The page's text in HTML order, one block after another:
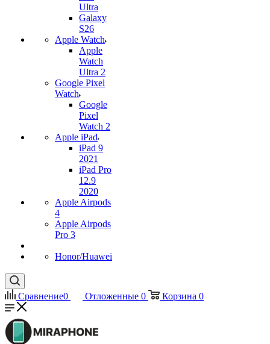
Ultra
Galaxy
S26
Apple Watch
Apple
Watch
Ultra 2
Google Pixel
Watch
Google
Pixel
Watch 2
Apple iPad
iPad 9
2021
iPad Pro
12.9
2020
Apple Airpods
4
Apple Airpods
Pro 3
Honor/Huawei
Сравнение0 Отложенные 0 Корзина 0